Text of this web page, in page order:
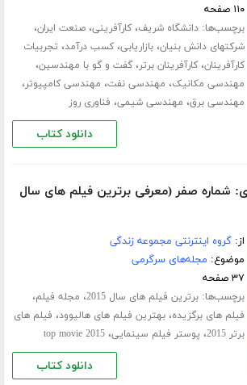
۱۱۰ صفحه
برچسب‌ها:دانشگاه شریف،کارآفرینی،صنعت ایران،
شرکتهای دانش بنیان،بازاریابی،کسب درآمد، تجربیات
کارآفرینان،کارآفرینان برتر،گفت و گو با مهندسین،
مهندسی مکانیک، مهندسی نفت، مهندسی کامپیوتر،
مهندسی برق، مهندسی شیمی، فناوری روز
دانلود کتاب
شماره صفر (معرفی برترین فیلم های سال
از:گروه اینترنتی مجموعه زندگی
موضوع: مجله‌های سرگرمی
۳۷ صفحه
برچسب‌ها:برترین فیلم های سال 2015 ، مجله فیلم،
فیلم های برگزیده،بهترین فیلم های هالیوود، فیلم های
برتر 2015
، پوستر فیلم سینمایی،top movie 2015
دانلود کتاب